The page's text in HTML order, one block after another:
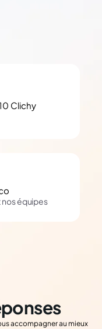
Clichy
équipes
accompagner au mieux